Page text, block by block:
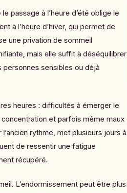
passage à l’heure d’été oblige le
à l’heure d’hiver, qui permet de
une privation de sommeil
mais elle suffit à déséquilibrer
personnes sensibles ou déjà
heures : difficultés à émerger le
et parfois même maux
rythme, met plusieurs jours à
de ressentir une fatigue
récupéré.
L’endormissement peut être plus